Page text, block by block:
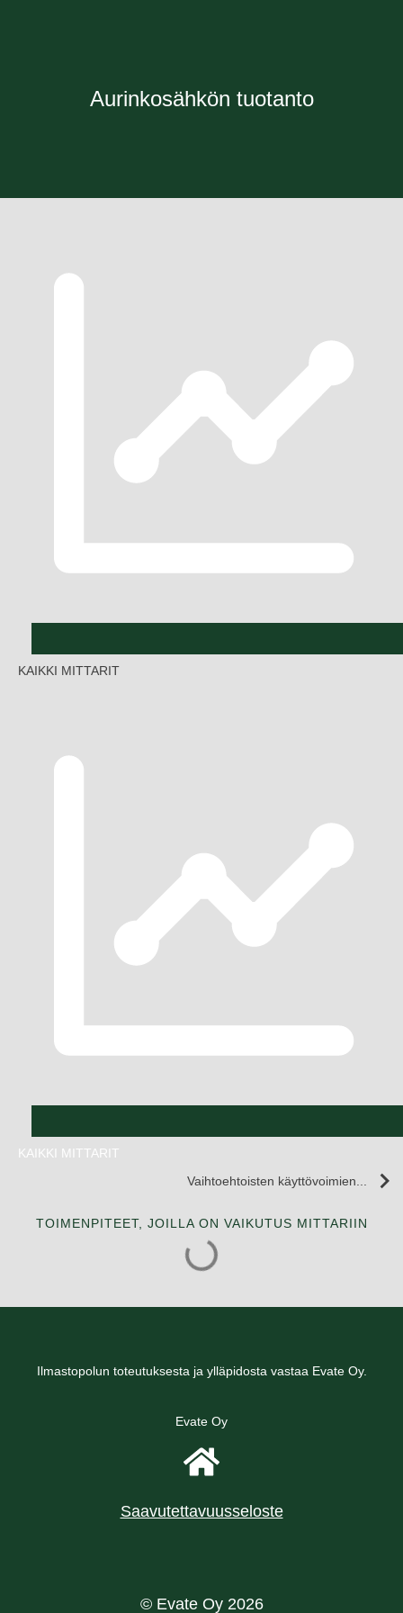
Aurinkosähkön tuotanto
KAIKKI MITTARIT
KAIKKI MITTARIT
Vaihtoehtoisten käyttövoimien...
TOIMENPITEET, JOILLA ON VAIKUTUS MITTARIIN
Ilmastopolun toteutuksesta ja ylläpidosta vastaa Evate Oy.
Evate Oy
Saavutettavuusseloste
© Evate Oy 2026